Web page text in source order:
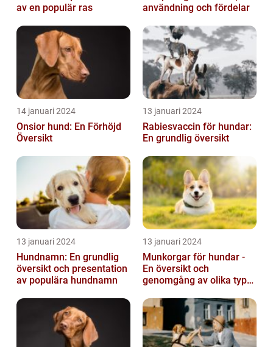
av en populär ras
användning och fördelar
14 januari 2024
Onsior hund: En Förhöjd
Översikt
13 januari 2024
Rabiesvaccin för hundar:
En grundlig översikt
13 januari 2024
Hundnamn: En grundlig
översikt och presentation
av populära hundnamn
13 januari 2024
Munkorgar för hundar -
En översikt och
genomgång av olika typer
och nackde...